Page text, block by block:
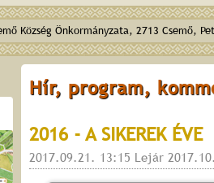
Község Önkormányzata, 2713
Hír, program,
2016 - A SIKEREK ÉVE
2017.09.21. 13:15 Lejár